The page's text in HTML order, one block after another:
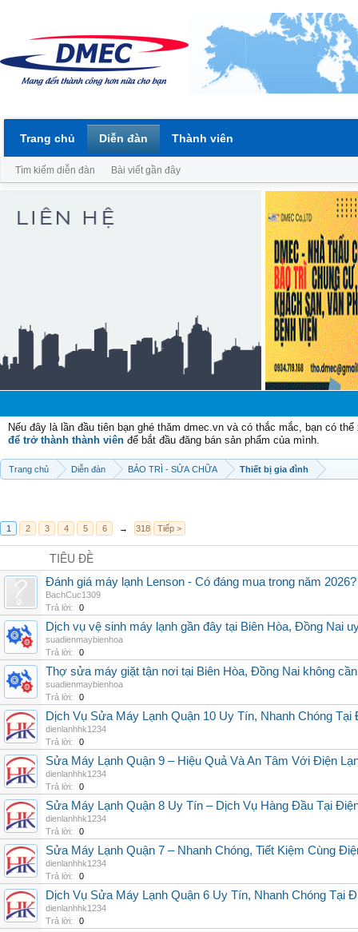
Nếu đây là lần đầu tiên bạn ghé thăm dmec.vn và có thắc mắc, bạn có
để trở thành thành viên để bắt đầu đăng bán sản phẩm của mình.
Trang chủ Diễn đàn BẢO TRÌ - SỬA CHỮA Thiết bị gia đình
1 2 3 4 5 6 → 318 Tiếp >
TIÊU ĐỀ
Đánh giá máy lạnh Lenson - Có đáng mua trong năm 2026?
BachCuc1309
Trả lời:
0
Dịch vụ vệ sinh máy lạnh gần đây tại Biên Hòa, Đồng Nai
suadienmaybienhoa
Trả lời:
0
Thợ sửa máy giặt tận nơi tại Biên Hòa, Đồng Nai không
suadienmaybienhoa
Trả lời:
0
Dịch Vụ Sửa Máy Lạnh Quận 10 Uy Tín, Nhanh Chóng Tại
dienlanhhk1234
Trả lời:
0
Sửa Máy Lạnh Quận 9 – Hiệu Quả Và An Tâm Với Điện
dienlanhhk1234
Trả lời:
0
Sửa Máy Lạnh Quận 8 Uy Tín – Dịch Vụ Hàng Đầu Tại
dienlanhhk1234
Trả lời:
0
Sửa Máy Lạnh Quận 7 – Nhanh Chóng, Tiết Kiệm Cùng
dienlanhhk1234
Trả lời:
0
Dịch Vụ Sửa Máy Lạnh Quận 6 Uy Tín, Nhanh Chóng Tại
dienlanhhk1234
Trả lời:
0
Trang chủ Diễn đàn
Tìm kiếm diễn đàn Bài viết gần đây
Thành viên